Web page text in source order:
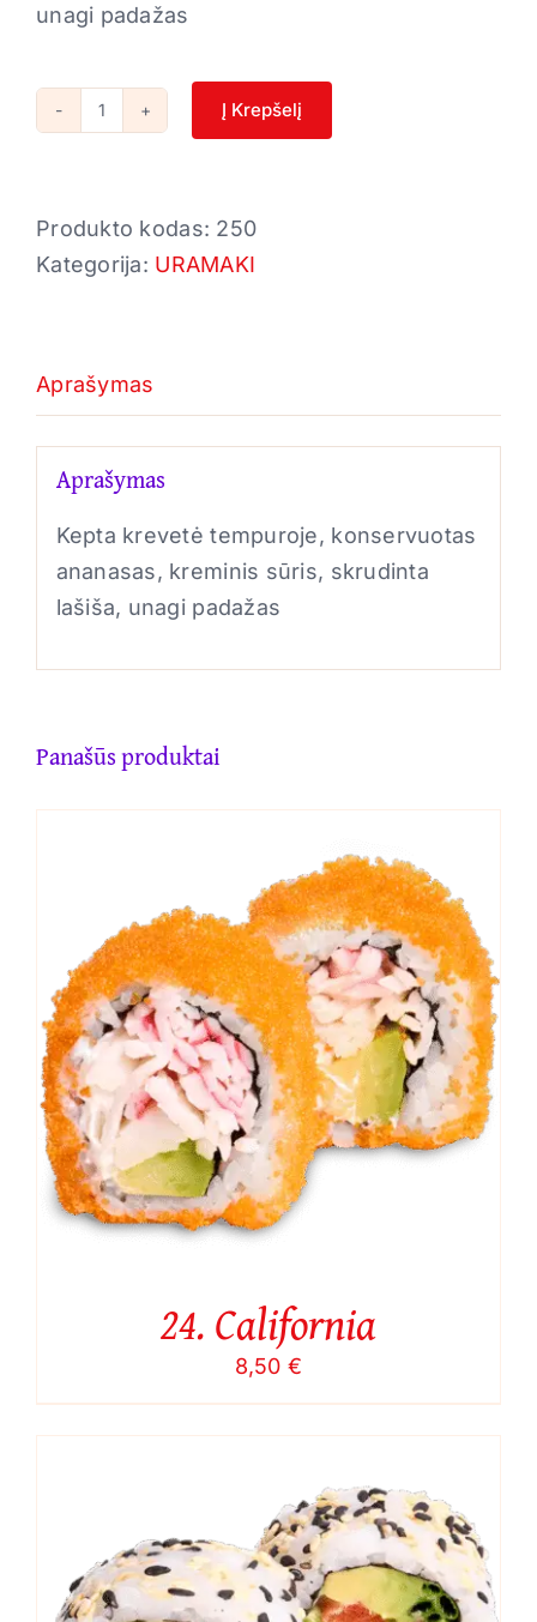
unagi padažas
produkto
Sunset
salmon
Į Krepšelį
Produkto kodas: 250
Kategorija: URAMAKI
Aprašymas
Aprašymas
Kepta krevetė tempuroje, konservuotas
ananasas, kreminis sūris, skrudinta
lašiša, unagi padažas
Panašūs produktai
24. California
8,50€